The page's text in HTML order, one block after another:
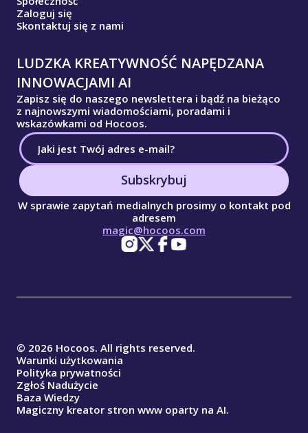
Zaloguj się
Skontaktuj się z nami
LUDZKA KREATYWNOŚĆ NAPĘDZANA
INNOWACJAMI AI
Zapisz się do naszego newslettera i bądź na bieżąco
z najnowszymi wiadomościami, poradami i
wskazówkami od Hocoos.
Subskrybuj
W sprawie zapytań medialnych prosimy o kontakt pod
adresem
magic@hocoos.com
© 2026 Hocoos. All rights reserved.
Warunki użytkowania
Polityka prywatności
Zgłoś Nadużycie
Baza Wiedzy
Magiczny kreator stron www oparty na AI.